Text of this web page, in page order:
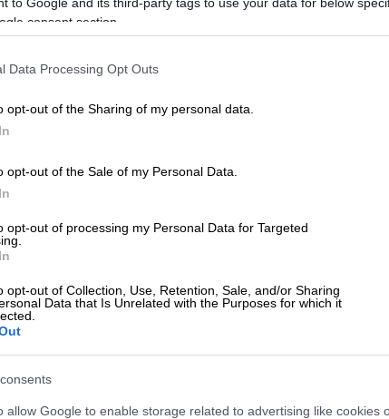
consent section.
Data Processing Opt Outs
opt-out of the Sharing of my personal data.
opt-out of the Sale of my Personal Data.
opt-out of processing my Personal Data for Targeted
opt-out of Collection, Use, Retention, Sale, and/or Sharing
Data that Is Unrelated with the Purposes for which it
allow Google to enable storage related to advertising like cookies
των φιλορώσων αυτονομιστών στο
από την Πέμπτη.
για συνάντηση με
«πρόωρο» να γίνει λόγος για
προέδρου
γύρω από την Ουκρανία.
να συνεχιστεί ο διάλογος σε
πρόωρο να μιλήσουμε για
συνόδων κορυφής», δήλωσε ο